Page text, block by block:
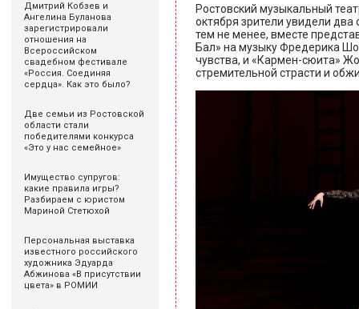
Дмитрий Кобзев и
Ангелина Буланова
зарегистрировали
отношения на
Всероссийском
свадебном фестивале
«Россия. Соединяя
сердца». Как это было?
Две семьи из Ростовской
области стали
победителями конкурса
«Это у нас семейное»
Имущество супругов:
какие правила игры?
Разбираем с юристом
Мариной Стетюхой
Персональная выставка
известного российского
художника Эдуарда
Абжинова «В присутствии
цвета» в РОМИИ
Ростовский музыкальный
октября зрители увидели два
тем не менее, вместе
Бал» на музыку Фредерика
чувства, и «Кармен-сюита»
стремительной страсти и